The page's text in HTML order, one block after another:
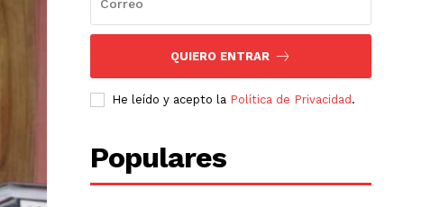
QUIERO ENTRAR
He leído y acepto la Política de Privacidad .
Populares